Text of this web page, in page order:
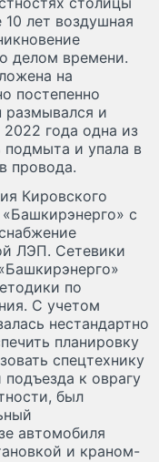
лет воздушная
делом времени.
на
постепенно
и
года одна из
подмыта и упала в
провода.
Кировского
с
ЛЭП. Сетевики
по
С учетом
нестандартно
планировку
спецтехнику
подъезда к оврагу
был
автомобиля
и краном-